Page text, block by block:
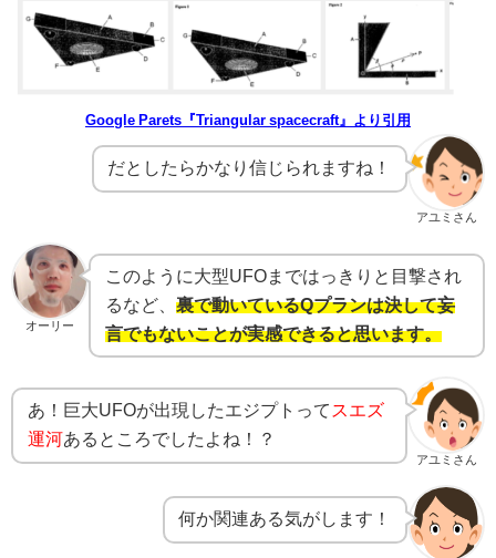
Google Parets『Triangular spacecraft』より引用
アユミさん
だとしたらかなり信じられますね！
オーリー
このように大型UFOまではっきりと目撃され
るなど、 裏で動いているQプランは決して妄
言でもないことが実感できると思います。
アユミさん
あ！巨大UFOが出現したエジプトって スエズ
運河あるところでしたよね！？
何か関連ある気がします！